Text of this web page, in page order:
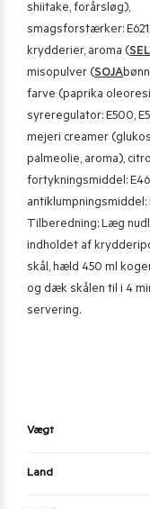
shiitake, forårsløg),
smagsforstærker: E621,
krydderier, aroma (
misopulver (SOJA
farve (paprika
syreregulator: E500,
mejeri creamer
palmeolie, aroma),
fortykningsmiddel:
antiklumpningsmiddel:
Tilberedning: Læg
indholdet af
skål, hæld 450 ml
og dæk skålen til i 4
servering.
Vægt
Land